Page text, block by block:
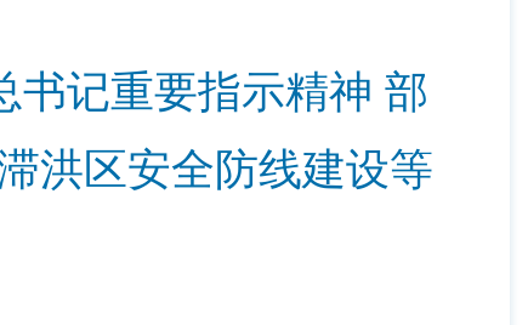
书记重要指示精神 部
洪区安全防线建设等